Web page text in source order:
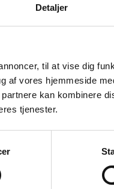
Detaljer
til at vise dig
af vores hjemmeside
kan kombinere
tjenester.
stik modsatte
der
gruppe
er hårdt ramt